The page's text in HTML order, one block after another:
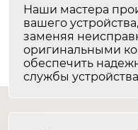
Ремонт подсветки
2-3 часа
от 4 000 ₽
Замена платы
Наши мастера
вашего
заменяя
оригинальными
обеспечить
службы